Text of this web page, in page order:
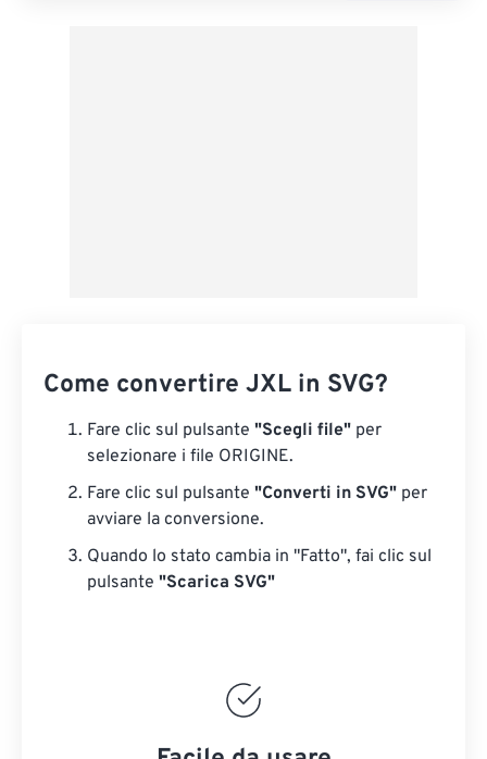
Come convertire JXL in SVG?
Fare clic sul pulsante "Scegli file" per
selezionare i file ORIGINE.
Fare clic sul pulsante "Converti in SVG" per
avviare la conversione.
Quando lo stato cambia in "Fatto", fai clic sul
pulsante "Scarica SVG"